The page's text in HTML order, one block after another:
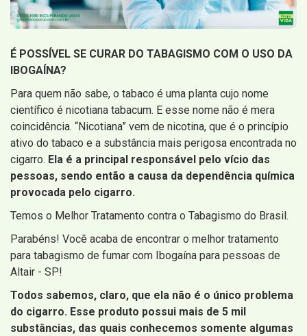
É POSSÍVEL SE CURAR DO TABAGISMO COM O USO DA
IBOGAÍNA?
Para quem não sabe, o tabaco é uma planta cujo nome
científico é nicotiana tabacum. E esse nome não é mera
coincidência. “Nicotiana” vem de nicotina, que é o princípio
ativo do tabaco e a substância mais perigosa encontrada no
cigarro. Ela é a principal responsável pelo vício das
pessoas, sendo então a causa da dependência química
provocada pelo cigarro.
Temos o Melhor Tratamento contra o Tabagismo do Brasil.
Parabéns! Você acaba de encontrar o melhor tratamento
para tabagismo de fumar com Ibogaína para pessoas de
Altair - SP!
Todos sabemos, claro, que ela não é o único problema
do cigarro. Esse produto possui mais de 5 mil
substâncias, das quais conhecemos somente algumas